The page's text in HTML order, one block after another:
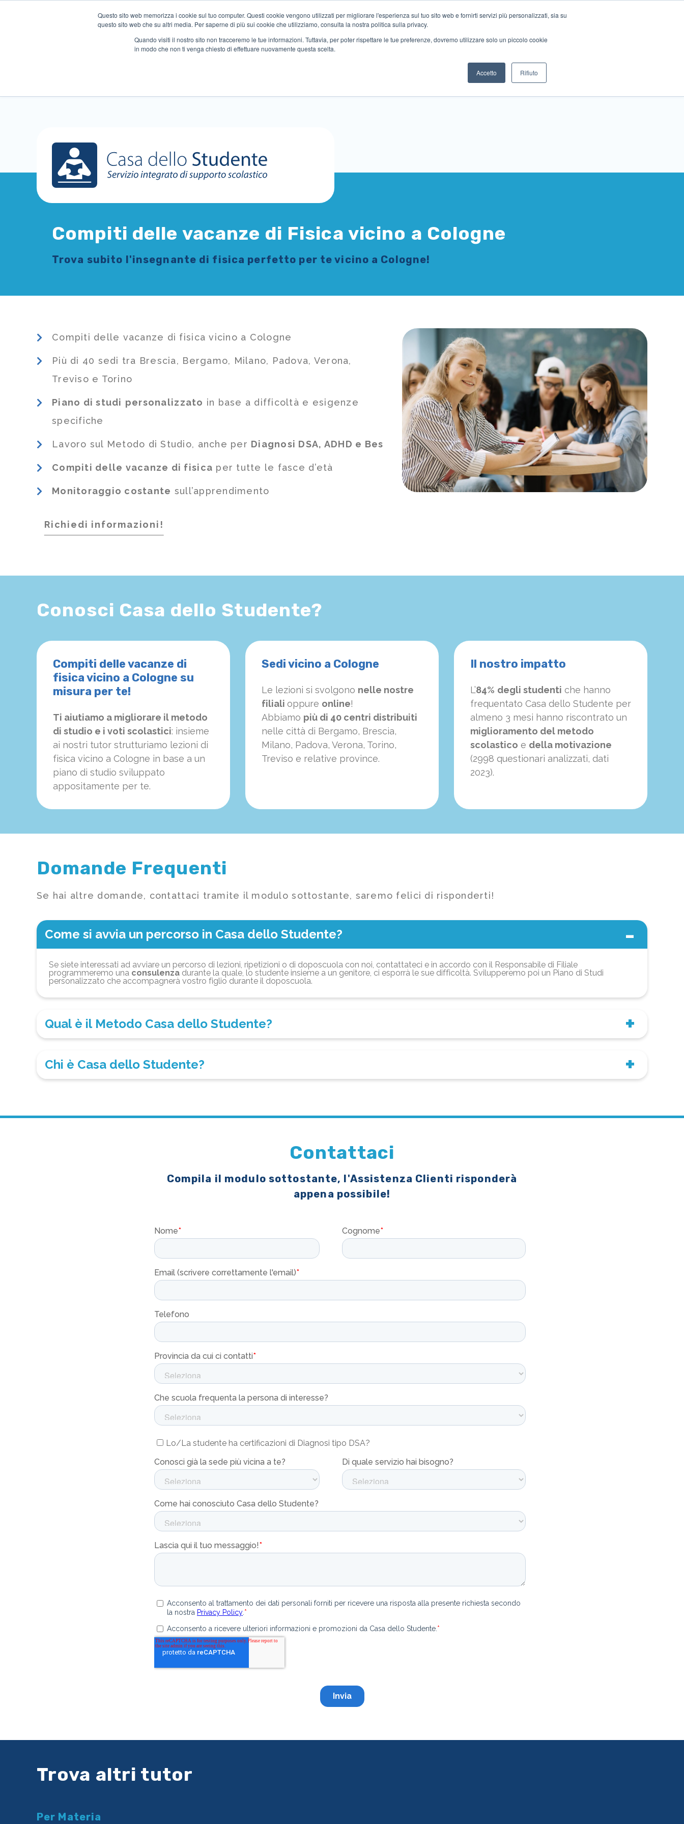
Questo sito web memorizza i cookie sul tuo computer. Questi cookie vengono utilizzati per migliorare l'esperienza sul tuo sito web e fornirti servizi più personalizzati, sia su
questo sito web che su altri media. Per saperne di più sui cookie che utilizziamo, consulta la nostra politica sulla privacy.
Quando visiti il ​​nostro sito non tracceremo le tue informazioni. Tuttavia, per poter rispettare le tue preferenze, dovremo utilizzare solo un piccolo cookie
in modo che non ti venga chiesto di effettuare nuovamente questa scelta.
Accetto Rifiuto
Compiti delle vacanze di Fisica vicino a Cologne
Trova subito l'insegnante di fisica perfetto per te vicino a Cologne!
Compiti delle vacanze di fisica vicino a Cologne
Più di 40 sedi tra Brescia, Bergamo, Milano, Padova, Verona,
Treviso e Torino
Piano di studi personalizzato in base a difficoltà e esigenze
specifiche
Lavoro sul Metodo di Studio, anche per Diagnosi DSA, ADHD e Bes
Compiti delle vacanze di fisica per tutte le fasce d’età
Monitoraggio costante sull’apprendimento
Richiedi informazioni!
Conosci Casa dello Studente?
Compiti delle vacanze di
fisica vicino a Cologne su
misura per te!
Ti aiutiamo a migliorare il metodo
di studio e i voti scolastici: insieme
ai nostri tutor strutturiamo lezioni di
fisica vicino a Cologne in base a un
piano di studio sviluppato
appositamente per te.
Sedi vicino a Cologne
Le lezioni si svolgono nelle nostre
filiali oppure online!
Abbiamo più di 40 centri distribuiti
nelle città di Bergamo, Brescia,
Milano, Padova, Verona, Torino,
Treviso e relative province.
Il nostro impatto
L’84% degli studenti che hanno
frequentato Casa dello Studente per
almeno 3 mesi hanno riscontrato un
miglioramento del metodo
scolastico e della motivazione
(2998 questionari analizzati, dati
2023).
Domande Frequenti
Se hai altre domande, contattaci tramite il modulo sottostante, saremo felici di risponderti!
Come si avvia un percorso in Casa dello Studente?
Se siete interessati ad avviare un percorso di lezioni, ripetizioni o di doposcuola con noi, contattateci e in accordo con il Responsabile di Filiale
programmeremo una consulenza durante la quale, lo studente insieme a un genitore, ci esporrà le sue difficoltà. Svilupperemo poi un Piano di Studi
personalizzato che accompagnerà vostro figlio durante il doposcuola.
Qual è il Metodo Casa dello Studente?
Chi è Casa dello Studente?
Contattaci
Compila il modulo sottostante, l'Assistenza Clienti risponderà
appena possibile!
Trova altri tutor
Per Materia